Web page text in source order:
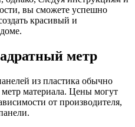
вы сможете успешно
красивый и
метр
из пластика обычно
метр материала. Цены могут
от производителя,